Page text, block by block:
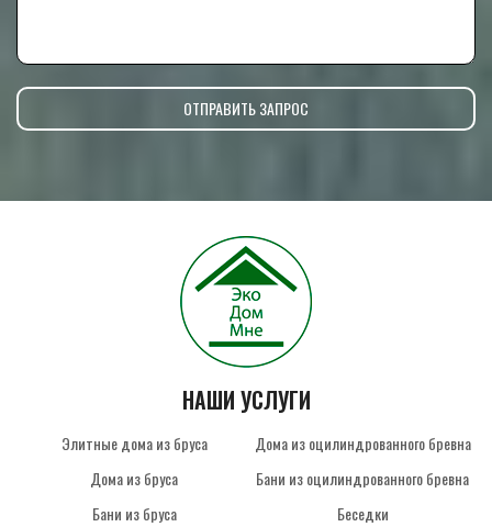
НАШИ УСЛУГИ
Элитные дома из бруса
Дома из бруса
Бани из бруса
Дома из оцилиндрованного бревна
Бани из оцилиндрованного бревна
Беседки